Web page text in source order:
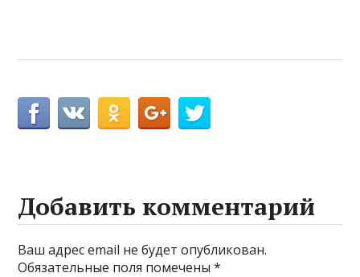
Добавить комментарий
Ваш адрес email не будет опубликован.
Обязательные поля помечены*